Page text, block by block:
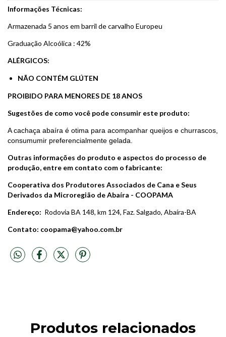
Informações Técnicas:
Armazenada 5 anos em barril de carvalho Europeu
Graduação Alcoólica : 42%
ALÉRGICOS:
NÃO CONTÉM GLÚTEN
PROIBIDO PARA MENORES DE 18 ANOS
Sugestões de como você pode consumir este produto:
A cachaça abaíra é otima para acompanhar queijos e churrascos,
consumumir preferencialmente gelada.
Outras informações do produto e aspectos do processo de
produção, entre em contato com o fabricante:
Cooperativa dos Produtores Associados de Cana e Seus
Derivados da Microregião de Abaíra - COOPAMA
Endereço: Rodovia BA 148, km 124, Faz. Salgado, Abaíra-BA
Contato: coopama@yahoo.com.br
Produtos relacionados